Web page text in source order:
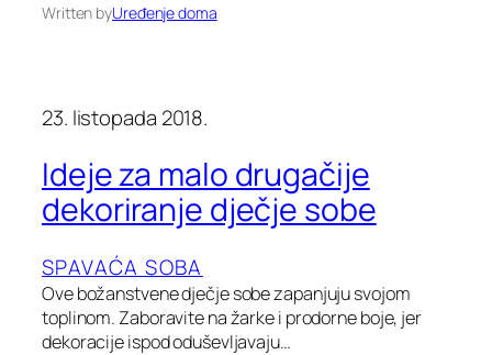
Written byUređenje doma
23. listopada 2018.
Ideje za malo drugačije
dekoriranje dječje sobe
SPAVAĆA SOBA
Ove božanstvene dječje sobe zapanjuju svojom
toplinom. Zaboravite na žarke i prodorne boje, jer
dekoracije ispod oduševljavaju…